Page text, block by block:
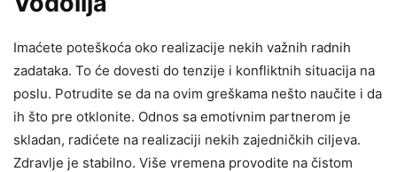
Imaćete poteškoća oko realizacije nekih važnih radnih
zadataka. To će dovesti do tenzije i konfliktnih situacija na
poslu. Potrudite se da na ovim greškama nešto naučite i da
ih što pre otklonite. Odnos sa emotivnim partnerom je
skladan, radićete na realizaciji nekih zajedničkih ciljeva.
Zdravlje je stabilno. Više vremena provodite na čistom